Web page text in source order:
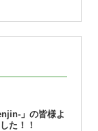
」の皆様よ
た！！